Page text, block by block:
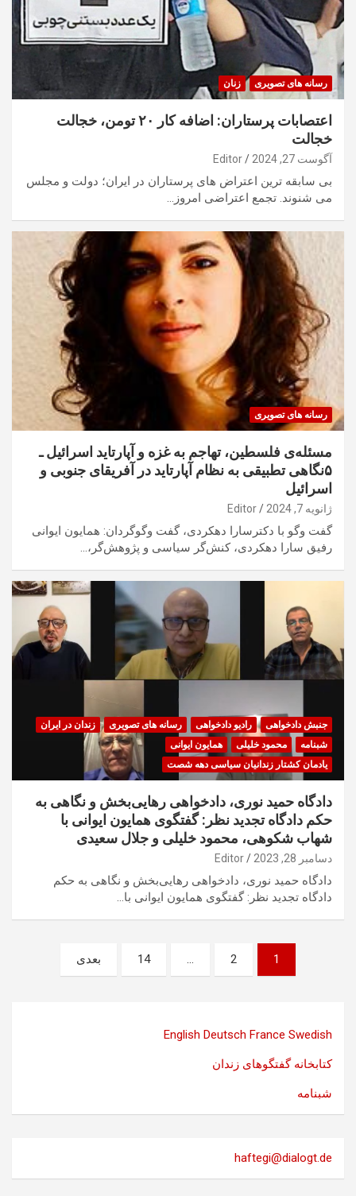
رسانه های تصویری زنان
اعتصابات پرستاران: اضافه کار ۲۰ تومن، خجالت
خجالت
آگوست 27, 2024 Editor
بی سابقه ترین اعتراض های پرستاران در ایران؛ دولت و مجلس
می شنوند. تجمع اعتراضی امروز…
رسانه های تصویری
مسئله‌ی فلسطین، تهاجم به غزه و آپارتاید اسرائیل ـ
۵‏نگاهی تطبیقی به نظام آپارتاید در آفریقای جنوبی و
اسرائیل ‏
ژانویه 7, 2024 Editor
گفت‌ وگو با دکترسارا دهکردی، گفت‌ وگوگردان: همایون ایوانی
رفیق سارا دهکردی، کنش‌گر سیاسی و پژوهش‌گر،…
جنبش دادخواهی رادیو دادخواهی رسانه های تصویری
زندان در ایران
شبنامه
محمود خلیلی
همایون ایوانی
یادمان کشتار زندانیان سیاسی دهه شصت
دادگاه حمید نوری، دادخواهی رهایی‌بخش و نگاهی به
حکم دادگاه تجدید نظر: گفتگوی همایون ایوانی با
شهاب شکوهی، محمود خلیلی و جلال سعیدی
دسامبر 28, 2023 Editor
دادگاه حمید نوری، دادخواهی رهایی‌بخش و نگاهی به حکم
دادگاه تجدید نظر: گفتگوی همایون ایوانی با…
صفحه‌بندی
نوشته‌ها
1
2
…
14 بعدی
English Deutsch France Swedish
کتابخانه گفتگوهای زندان
شبنامه
haftegi@dialogt.de